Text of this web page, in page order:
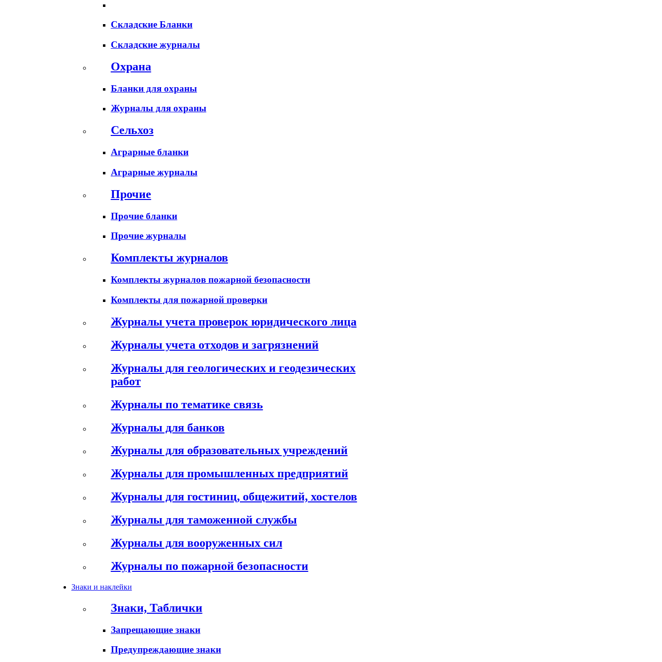
Складские Бланки
Складские журналы
Охрана
Бланки для охраны
Журналы для охраны
Сельхоз
Аграрные бланки
Аграрные журналы
Прочие
Прочие бланки
Прочие журналы
Комплекты журналов
Комплекты журналов пожарной безопасности
Комплекты для пожарной проверки
Журналы учета проверок юридического лица
Журналы учета отходов и загрязнений
Журналы для геологических и геодезических
работ
Журналы по тематике связь
Журналы для банков
Журналы для образовательных учреждений
Журналы для промышленных предприятий
Журналы для гостиниц, общежитий, хостелов
Журналы для таможенной службы
Журналы для вооруженных сил
Журналы по пожарной безопасности
Знаки и наклейки
Знаки, Таблички
Запрещающие знаки
Предупреждающие знаки